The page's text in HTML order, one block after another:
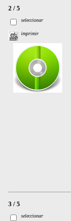
2 / 5
seleccionar
imprimir
3 / 5
seleccionar